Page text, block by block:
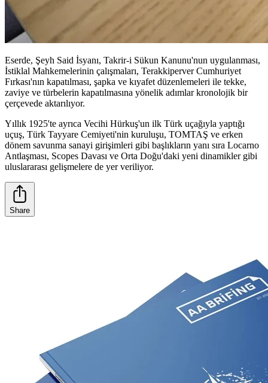
Eserde, Şeyh Said İsyanı, Takrir-i Sükun Kanunu'nun uygulanması,
İstiklal Mahkemelerinin çalışmaları, Terakkiperver Cumhuriyet
Fırkası'nın kapatılması, şapka ve kıyafet düzenlemeleri ile tekke,
zaviye ve türbelerin kapatılmasına yönelik adımlar kronolojik bir
çerçevede aktarılıyor.
Yıllık 1925'te ayrıca Vecihi Hürkuş'un ilk Türk uçağıyla yaptığı
uçuş, Türk Tayyare Cemiyeti'nin kuruluşu, TOMTAŞ ve erken
dönem savunma sanayi girişimleri gibi başlıkların yanı sıra Locarno
Antlaşması, Scopes Davası ve Orta Doğu'daki yeni dinamikler gibi
uluslararası gelişmelere de yer veriliyor.
Share